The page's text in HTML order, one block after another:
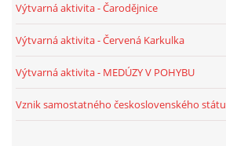
VZDĚLÁVACÍ PLÁN OD ZÁŘÍ DO ČERVNA
TÝDENNÍ PLÁNY
Výtvarná aktivita - Čarodějnice
Výtvarná aktivita - Červená Karkulka
Výtvarná aktivita - MEDÚZY V POHYBU
Vznik samostatného československého státu